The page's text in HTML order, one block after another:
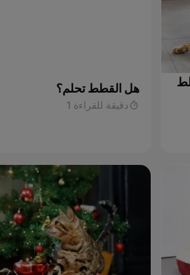
هل القطط تحلم؟
دقيقة للقراءة 1